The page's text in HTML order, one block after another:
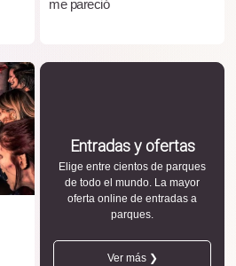
me pareció
Entradas y ofertas
Elige entre cientos de parques
de todo el mundo. La mayor
oferta online de entradas a
parques.
Ver más ❯